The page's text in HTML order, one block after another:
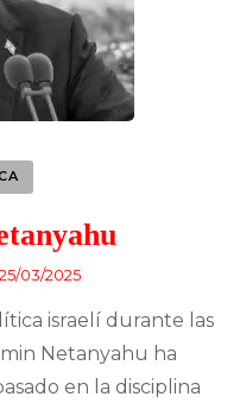
25/03/2025
israelí durante las
Netanyahu ha
en la disciplina